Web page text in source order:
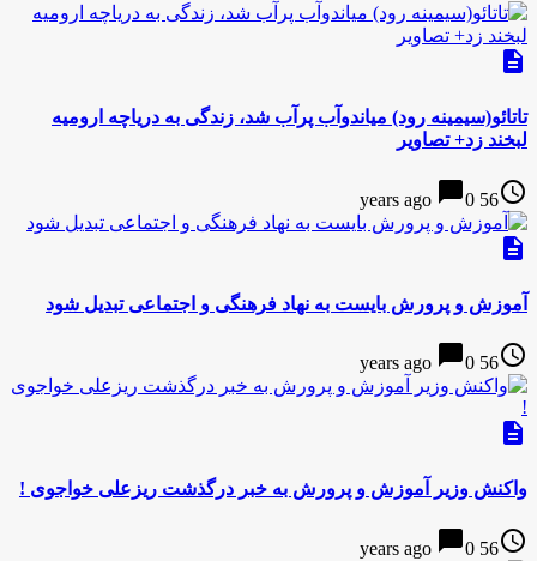
description
تاتائو(سیمینه رود) میاندوآب پرآب شد، زندگی به دریاچه ارومیه
لبخند زد+ تصاویر
access_time
56 years ago
chat_bubble0
description
آموزش و پرورش بایست به نهاد فرهنگی و اجتماعی تبدیل شود
access_time
56 years ago
chat_bubble0
description
واکنش وزیر آموزش و پرورش به خبر درگذشت ریزعلی خواجوی !
access_time
56 years ago
chat_bubble0